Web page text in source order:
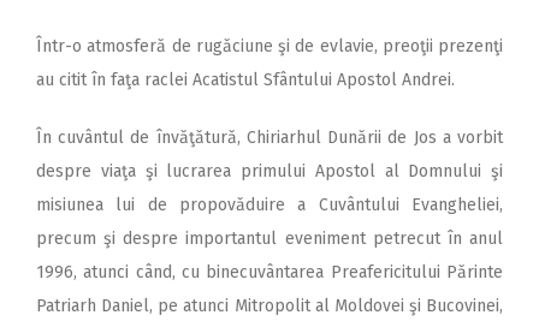
Într-o atmosferă de rugăciune şi de evlavie, preoţii prezenţi
au citit în faţa raclei Acatistul Sfântului Apostol Andrei.
În cuvântul de învăţătură, Chiriarhul Dunării de Jos a vorbit
despre viaţa şi lucrarea primului Apostol al Domnului şi
misiunea lui de propovăduire a Cuvântului Evangheliei,
precum şi despre importantul eveniment petrecut în anul
1996, atunci când, cu binecuvântarea Preafericitului Părinte
Patriarh Daniel, pe atunci Mitropolit al Moldovei şi Bucovinei,